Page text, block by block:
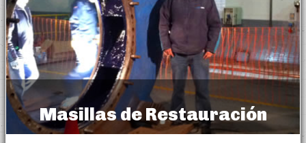
Masillas de Restauración
Recovery Epoxies